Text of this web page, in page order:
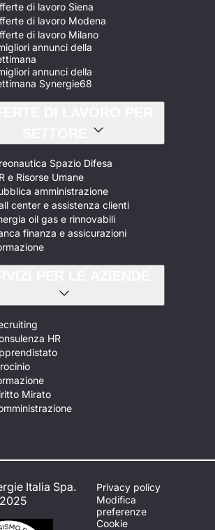
di lavoro Siena
di lavoro Modena
di lavoro Milano
annunci della
annunci della
Synergie68
Spazio Difesa
e Risorse Umane
amministrazione
center e assistenza clienti
oil gas e rinnovabili
finanza e assicurazioni
HR
Mirato
Italia Spa.
Privacy policy
Modifica
preferenze
Cookie